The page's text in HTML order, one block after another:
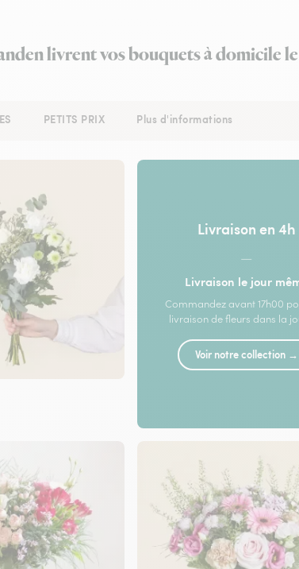
livrent vos bouquets à domicile
PETITS PRIX Plus d'informations
Livraison en 4h
—
Livraison le jour
Commandez avant 17h00
livraison de fleurs dans la
Voir notre collection →